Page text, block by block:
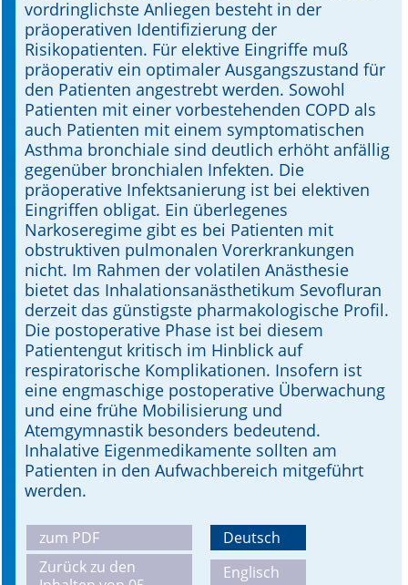
vordringlichste Anliegen besteht in der
präoperativen Identifizierung der
Risikopatienten. Für elektive Eingriffe muß
präoperativ ein optimaler Ausgangszustand für
den Patienten angestrebt werden. Sowohl
Patienten mit einer vorbestehenden COPD als
auch Patienten mit einem symptomatischen
Asthma bronchiale sind deutlich erhöht anfällig
gegenüber bronchialen Infekten. Die
präoperative Infektsanierung ist bei elektiven
Eingriffen obligat. Ein überlegenes
Narkoseregime gibt es bei Patienten mit
obstruktiven pulmonalen Vorerkrankungen
nicht. Im Rahmen der volatilen Anästhesie
bietet das Inhalationsanästhetikum Sevofluran
derzeit das günstigste pharmakologische Profil.
Die postoperative Phase ist bei diesem
Patientengut kritisch im Hinblick auf
respiratorische Komplikationen. Insofern ist
eine engmaschige postoperative Überwachung
und eine frühe Mobilisierung und
Atemgymnastik besonders bedeutend.
Inhalative Eigenmedikamente sollten am
Patienten in den Aufwachbereich mitgeführt
werden.
zum PDF
Zurück zu den
Deutsch
Englisch